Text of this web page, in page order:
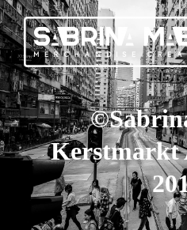
Kerstmarkt